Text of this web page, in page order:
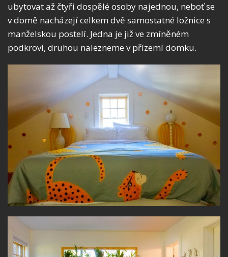
ubytovat až čtyři dospělé osoby najednou, neboť se
v domě nacházejí celkem dvě samostatné ložnice s
manželskou postelí. Jedna je již ve zmíněném
podkroví, druhou nalezneme v přízemí domku.